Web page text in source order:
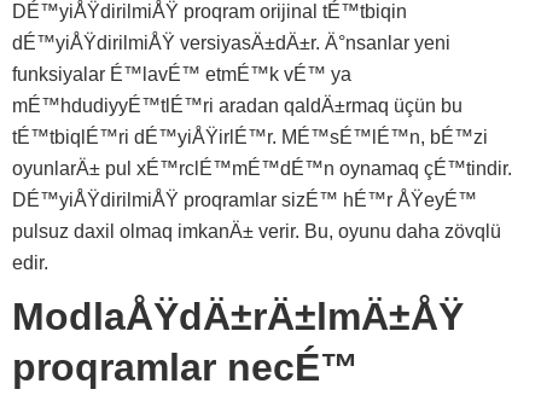
DÉ™yiÅŸdirilmiÅŸ proqram orijinal tÉ™tbiqin
dÉ™yiÅŸdirilmiÅŸ versiyasÄ±dÄ±r. Ä°nsanlar yeni
funksiyalar É™lavÉ™ etmÉ™k vÉ™ ya
mÉ™hdudiyyÉ™tlÉ™ri aradan qaldÄ±rmaq üçün bu
tÉ™tbiqlÉ™ri dÉ™yiÅŸirlÉ™r. MÉ™sÉ™lÉ™n, bÉ™zi
oyunlarÄ± pul xÉ™rclÉ™mÉ™dÉ™n oynamaq çÉ™tindir.
DÉ™yiÅŸdirilmiÅŸ proqramlar sizÉ™ hÉ™r ÅŸeyÉ™
pulsuz daxil olmaq imkanÄ± verir. Bu, oyunu daha zövqlü
edir.
ModlaÅŸdÄ±rÄ±lmÄ±ÅŸ
proqramlar necÉ™